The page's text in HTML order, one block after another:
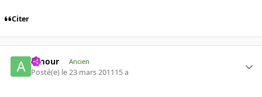
Citer
Amour Ancien
Posté(e) le 23 mars 201115 a